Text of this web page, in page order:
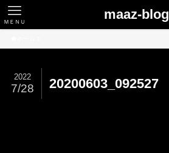
maaz-blog
ＭＥＮＵ
20200603_092527
2022
7/28